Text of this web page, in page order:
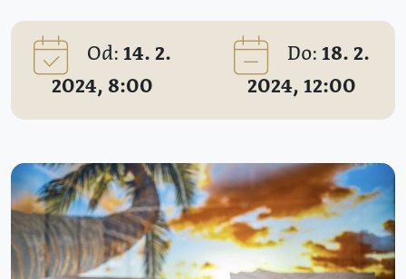
Od:14. 2.
2024, 8:00
Do:18. 2.
2024, 12:00